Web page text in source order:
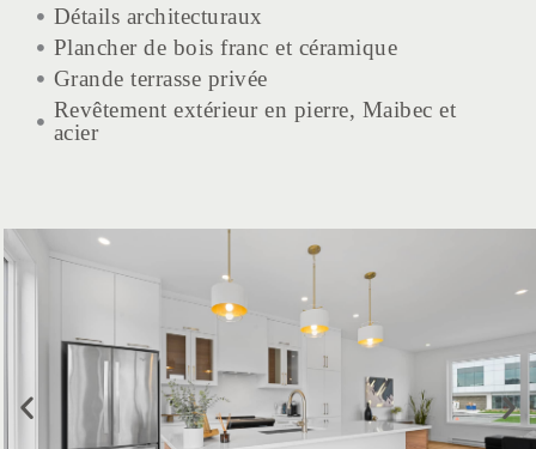
Détails architecturaux
Plancher de bois franc et céramique
Grande terrasse privée
Revêtement extérieur en pierre, Maibec et
acier